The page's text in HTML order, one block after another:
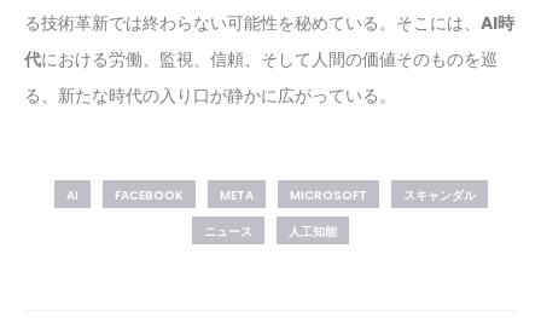
る技術革新では終わらない可能性を秘めている。そこには、 AI時
代における労働、監視、信頼、そして人間の価値そのものを巡
る、新たな時代の入り口が静かに広がっている。
AI FACEBOOK META MICROSOFT
スキャンダル
ニュース
人工知能